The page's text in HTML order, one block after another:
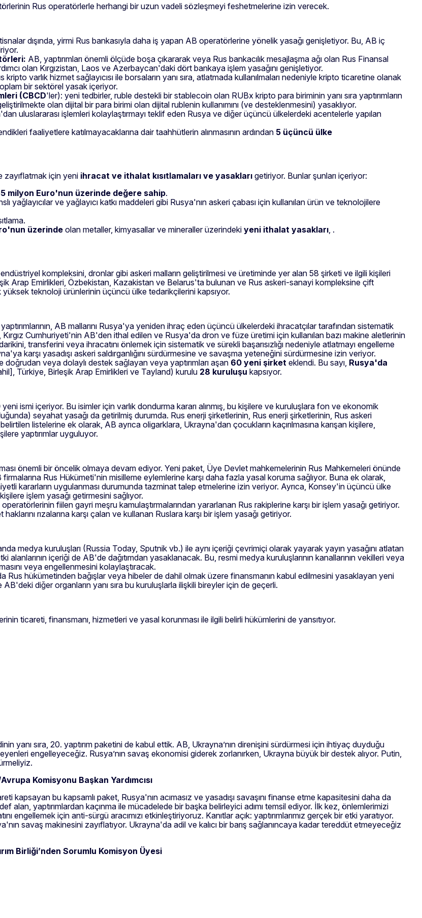
Rus operatörlerle herhangi bir uzun vadeli sözleşmeyi feshetmelerine izin verecek.
dışında, yirmi Rus bankasıyla daha iş yapan AB operatörlerine yönelik yasağı genişletiyor. Bu, AB iç
AB, yaptırımları önemli ölçüde boşa çıkararak veya Rus bankacılık mesajlaşma ağı olan Rus Finansal
olan Kırgızistan, Laos ve Azerbaycan'daki dört bankaya işlem yasağını genişletiyor.
varlık hizmet sağlayıcısı ile borsaların yanı sıra, atlatmada kullanılmaları nedeniyle kripto ticaretine olanak
bir sektörel yasak içeriyor.
(CBCD'ler): yeni tedbirler, ruble destekli bir stablecoin olan RUBx kripto para biriminin yanı sıra yaptırımların
olan dijital bir para birimi olan dijital rublenin kullanımını (ve desteklenmesini) yasaklıyor.
uluslararası işlemleri kolaylaştırmayı teklif eden Rusya ve diğer üçüncü ülkelerdeki acentelerle yapılan
faaliyetlere katılmayacaklarına dair taahhütlerin alınmasının ardından 5 üçüncü ülke
zayıflatmak için yeni ihracat ve ithalat kısıtlamaları ve yasakları getiriyor. Bunlar şunları içeriyor:
milyon Euro'nun üzerinde değere sahip.
yağlayıcılar ve yağlayıcı katkı maddeleri gibi Rusya'nın askeri çabası için kullanılan ürün ve teknolojilere
üzerindeolan metaller, kimyasallar ve mineraller üzerindeki yeni ithalat yasakları , .
kompleksini, dronlar gibi askeri malların geliştirilmesi ve üretiminde yer alan 58 şirketi ve ilgili kişileri
Arap Emirlikleri, Özbekistan, Kazakistan ve Belarus'ta bulunan ve Rus askeri-sanayi kompleksine çift
teknoloji ürünlerinin üçüncü ülke tedarikçilerini kapsıyor.
AB mallarını Rusya'ya yeniden ihraç eden üçüncü ülkelerdeki ihracatçılar tarafından sistematik
Kırgız Cumhuriyeti'nin AB'den ithal edilen ve Rusya'da dron ve füze üretimi için kullanılan bazı makine aletlerinin
transferini veya ihracatını önlemek için sistematik ve sürekli başarısızlığı nedeniyle atlatmayı engelleme
karşı yasadışı askeri saldırganlığını sürdürmesine ve savaşma yeteneğini sürdürmesine izin veriyor.
veya dolaylı destek sağlayan veya yaptırımları aşan 60 yeni şirket eklendi. Bu sayı, Rusya'da
Türkiye, Birleşik Arap Emirlikleri ve Tayland) kurulu 28 kuruluşu kapsıyor.
yeni ismi içeriyor. Bu isimler için varlık dondurma kararı alınmış, bu kişilere ve kuruluşlara fon ve ekonomik
seyahat yasağı da getirilmiş durumda. Rus enerji şirketlerinin, Rus enerji şirketlerinin, Rus askeri
listelerine ek olarak, AB ayrıca oligarklara, Ukrayna'dan çocukların kaçırılmasına karışan kişilere,
yaptırımlar uyguluyor.
önemli bir öncelik olmaya devam ediyor. Yeni paket, Üye Devlet mahkemelerinin Rus Mahkemeleri önünde
Rus Hükümeti'nin misilleme eylemlerine karşı daha fazla yasal koruma sağlıyor. Buna ek olarak,
kararların uygulanması durumunda tazminat talep etmelerine izin veriyor. Ayrıca, Konsey'in üçüncü ülke
işlem yasağı getirmesini sağlıyor.
fiilen gayri meşru kamulaştırmalarından yararlanan Rus rakiplerine karşı bir işlem yasağı getiriyor.
rızalarına karşı çalan ve kullanan Ruslara karşı bir işlem yasağı getiriyor.
medya kuruluşları (Russia Today, Sputnik vb.) ile aynı içeriği çevrimiçi olarak yayarak yayın yasağını atlatan
alanlarının içeriği de AB'de dağıtımdan yasaklanacak. Bu, resmi medya kuruluşlarının kanallarının vekilleri veya
veya engellenmesini kolaylaştıracak.
Rus hükümetinden bağışlar veya hibeler de dahil olmak üzere finansmanın kabul edilmesini yasaklayan yeni
diğer organların yanı sıra bu kuruluşlarla ilişkili bireyler için de geçerli.
ticareti, finansmanı, hizmetleri ve yasal korunması ile ilgili belirli hükümlerini de yansıtıyor.
yanı sıra, 20. yaptırım paketini de kabul ettik. AB, Ukrayna’nın direnişini sürdürmesi için ihtiyaç duyduğu
engelleyeceğiz. Rusya’nın savaş ekonomisi giderek zorlanırken, Ukrayna büyük bir destek alıyor. Putin,
Komisyonu Başkan Yardımcısı
kapsayan bu kapsamlı paket, Rusya'nın acımasız ve yasadışı savaşını finanse etme kapasitesini daha da
alan, yaptırımlardan kaçınma ile mücadelede bir başka belirleyici adımı temsil ediyor. İlk kez, önlemlerimizi
engellemek için anti-sürgü aracımızı etkinleştiriyoruz. Kanıtlar açık: yaptırımlarımız gerçek bir etki yaratıyor.
savaş makinesini zayıflatıyor. Ukrayna'da adil ve kalıcı bir barış sağlanıncaya kadar tereddüt etmeyeceğiz
Birliği’nden Sorumlu Komisyon Üyesi